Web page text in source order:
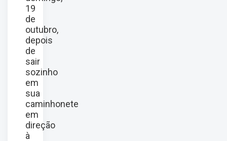
19
de
outubro,
depois
de
sair
sozinho
em
sua
caminhonete
em
direção
à